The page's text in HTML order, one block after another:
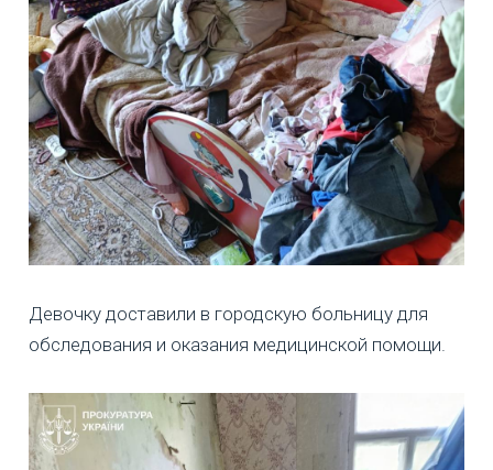
Девочку доставили в городскую больницу для
обследования и оказания медицинской помощи.